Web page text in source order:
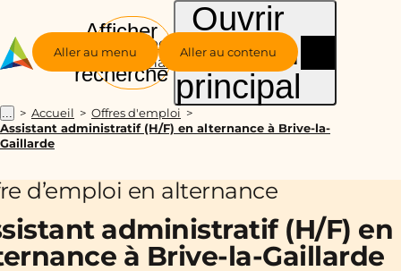
Aller au menu Aller au contenu
Groupe
Alternance
Afficher
la
recherche
Ouvrir
le menu
principal
... Accueil
Offres d'emploi
Assistant administratif (H/F) en alternance à Brive-la-
Gaillarde
d’emploi en alternance
administratif (H/F) en
à Brive-la-Gaillarde